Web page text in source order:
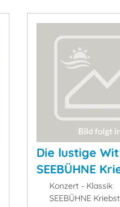
Die lustige
SEEBÜHNE
Konzert - Klassik
SEEBÜHNE